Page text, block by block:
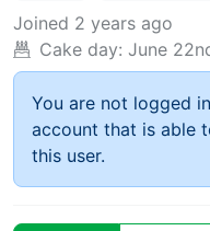
Joined 2 years ago
Cake day: June
You are not logged
account that is able
this user.